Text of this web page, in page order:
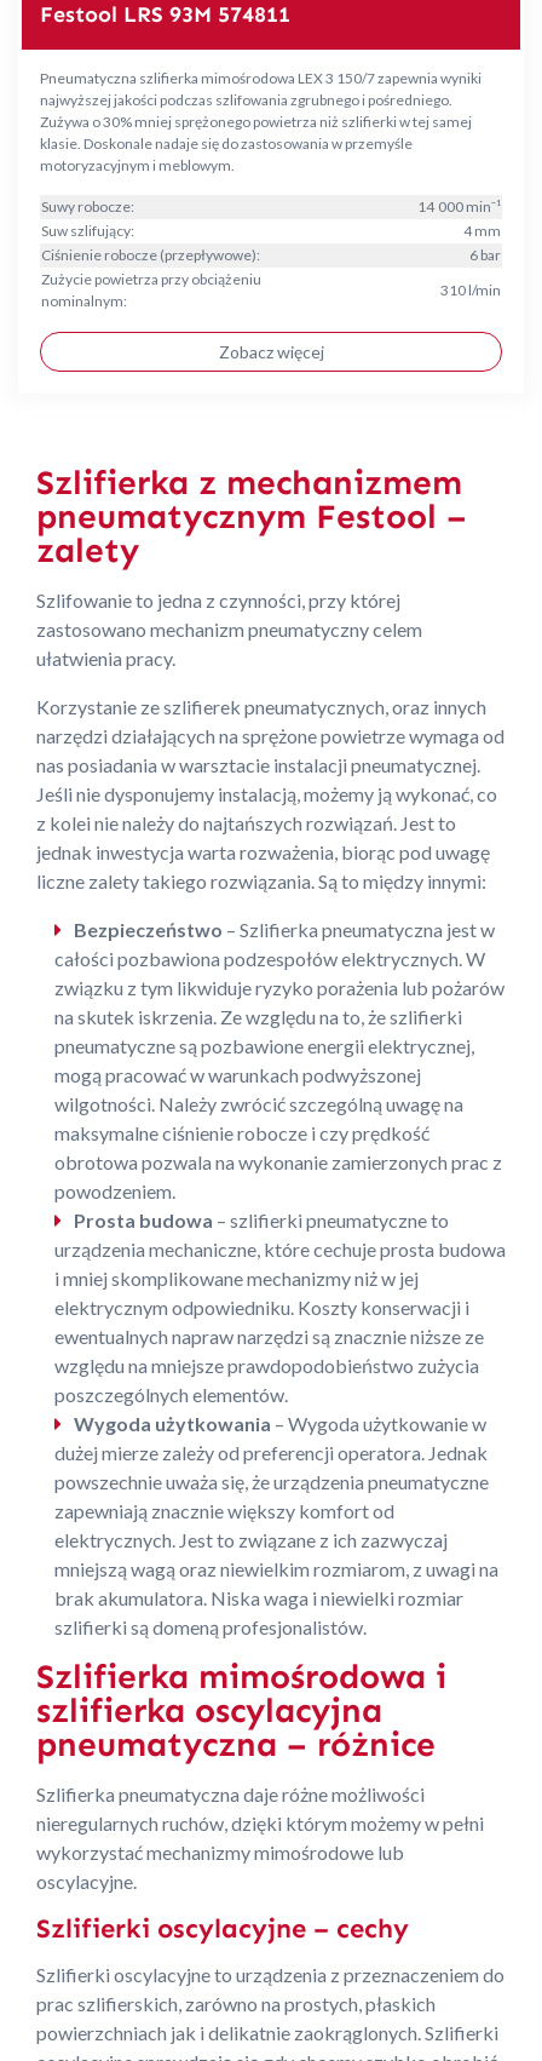
Festool LRS 93M 574811
Pneumatyczna szlifierka mimośrodowa LEX 3 150/7 zapewnia wyniki
najwyższej jakości podczas szlifowania zgrubnego i pośredniego.
Zużywa o 30% mniej sprężonego powietrza niż szlifierki w tej samej
klasie. Doskonale nadaje się do zastosowania w przemyśle
motoryzacyjnym i meblowym.
Suwy robocze:
14 000 min⁻¹
Suw szlifujący:
4 mm
Ciśnienie robocze (przepływowe):
6 bar
Zużycie powietrza przy obciążeniu
nominalnym:
310 l/min
Zobacz więcej
Szlifierka z mechanizmem
pneumatycznym Festool –
zalety
Szlifowanie to jedna z czynności, przy której
zastosowano mechanizm pneumatyczny celem
ułatwienia pracy.
Korzystanie ze szlifierek pneumatycznych, oraz innych
narzędzi działających na sprężone powietrze wymaga od
nas posiadania w warsztacie instalacji pneumatycznej.
Jeśli nie dysponujemy instalacją, możemy ją wykonać, co
z kolei nie należy do najtańszych rozwiązań. Jest to
jednak inwestycja warta rozważenia, biorąc pod uwagę
liczne zalety takiego rozwiązania. Są to między innymi:
Bezpieczeństwo – Szlifierka pneumatyczna jest w
całości pozbawiona podzespołów elektrycznych. W
związku z tym likwiduje ryzyko porażenia lub pożarów
na skutek iskrzenia. Ze względu na to, że szlifierki
pneumatyczne są pozbawione energii elektrycznej,
mogą pracować w warunkach podwyższonej
wilgotności. Należy zwrócić szczególną uwagę na
maksymalne ciśnienie robocze i czy prędkość
obrotowa pozwala na wykonanie zamierzonych prac z
powodzeniem.
Prosta budowa – szlifierki pneumatyczne to
urządzenia mechaniczne, które cechuje prosta budowa
i mniej skomplikowane mechanizmy niż w jej
elektrycznym odpowiedniku. Koszty konserwacji i
ewentualnych napraw narzędzi są znacznie niższe ze
względu na mniejsze prawdopodobieństwo zużycia
poszczególnych elementów.
Wygoda użytkowania – Wygoda użytkowanie w
dużej mierze zależy od preferencji operatora. Jednak
powszechnie uważa się, że urządzenia pneumatyczne
zapewniają znacznie większy komfort od
elektrycznych. Jest to związane z ich zazwyczaj
mniejszą wagą oraz niewielkim rozmiarom, z uwagi na
brak akumulatora. Niska waga i niewielki rozmiar
szlifierki są domeną profesjonalistów.
Szlifierka mimośrodowa i
szlifierka oscylacyjna
pneumatyczna – różnice
Szlifierka pneumatyczna daje różne możliwości
nieregularnych ruchów, dzięki którym możemy w pełni
wykorzystać mechanizmy mimośrodowe lub
oscylacyjne.
Szlifierki oscylacyjne – cechy
Szlifierki oscylacyjne to urządzenia z przeznaczeniem do
prac szlifierskich, zarówno na prostych, płaskich
powierzchniach jak i delikatnie zaokrąglonych. Szlifierki